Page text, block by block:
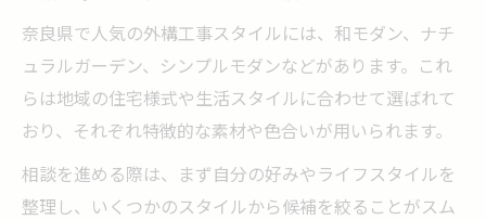
奈良県で人気の外構工事スタイルには、和モダン、ナチ
ュラルガーデン、シンプルモダンなどがあります。これ
らは地域の住宅様式や生活スタイルに合わせて選ばれて
おり、それぞれ特徴的な素材や色合いが用いられます。
相談を進める際は、まず自分の好みやライフスタイルを
整理し、いくつかのスタイルから候補を絞ることがスム